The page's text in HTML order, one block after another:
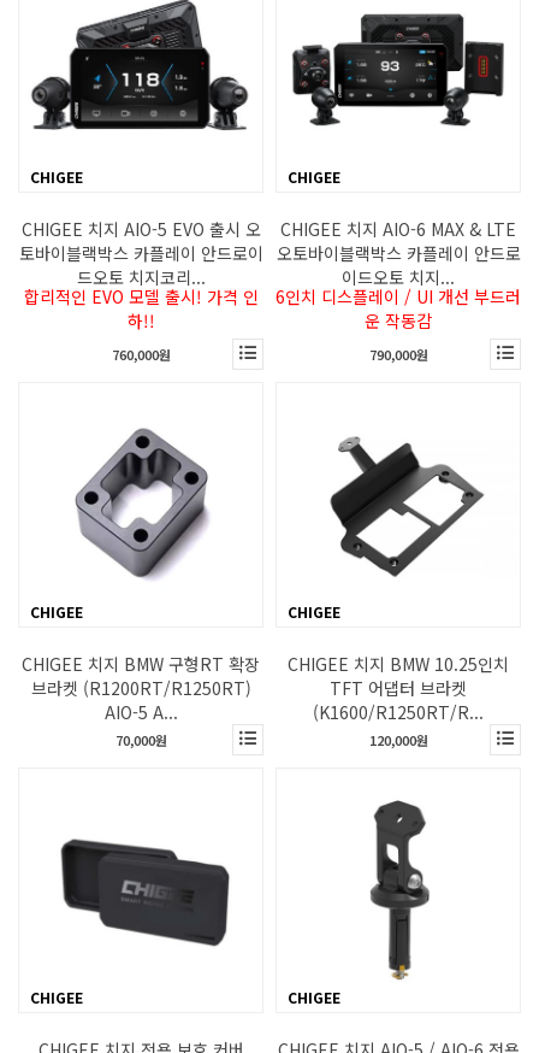
CHIGEE
CHIGEE 치지 AIO-5 EVO 출시 오
토바이블랙박스 카플레이 안드로이
드오토 치지코리...
합리적인 EVO 모델 출시! 가격 인
하!!
760,000원
CHIGEE
CHIGEE 치지 AIO-6 MAX & LTE
오토바이블랙박스 카플레이 안드로
이드오토 치지...
6인치 디스플레이 / UI 개선 부드러
운 작동감
790,000원
CHIGEE
CHIGEE 치지 BMW 구형RT 확장
브라켓 (R1200RT/R1250RT)
AIO-5 A...
70,000원
CHIGEE
CHIGEE 치지 BMW 10.25인치
TFT 어댑터 브라켓
(K1600/R1250RT/R...
120,000원
CHIGEE CHIGEE